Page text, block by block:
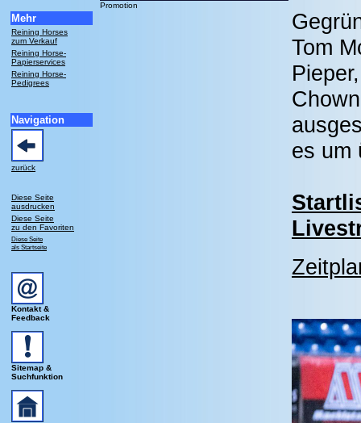
Mehr
Reining Horses
zum Verkauf
Reining Horse-
Papierservices
Reining Horse-
Pedigrees
Navigation
zurück
Diese Seite
ausdrucken
Diese Seite
zu den Favoriten
Diese Seite
als Startseite
Kontakt &
Feedback
Sitemap &
Suchfunktion
Promotion
Tom
es um